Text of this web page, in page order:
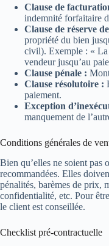
Clause de
indemnité forfaitaire
Clause de réserve
propriété du bien
civil). Exemple : « La
vendeur jusqu’au
Clause pénale :
Clause résolutoire :
paiement.
Exception
manquement de
Conditions générales de
Bien qu’elles ne soient
recommandées. Elles
pénalités, barèmes de prix,
confidentialité, etc. Pour
le client est conseillée.
Checklist pré-contractuelle